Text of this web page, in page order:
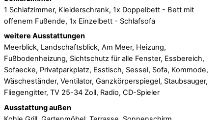
1 Schlafzimmer, Kleiderschrank, 1x Doppelbett - Bett mit
offenem Fußende, 1x Einzelbett - Schlafsofa
weitere Ausstattungen
Meerblick, Landschaftsblick, Am Meer, Heizung,
Fußbodenheizung, Sichtschutz für alle Fenster, Essbereich,
Sofaecke, Privatparkplatz, Esstisch, Sessel, Sofa, Kommode,
Wäscheständer, Ventilator, Ganzkörperspiegel, Staubsauger,
Fliegengitter, TV 25-34 Zoll, Radio, CD-Spieler
Ausstattung außen